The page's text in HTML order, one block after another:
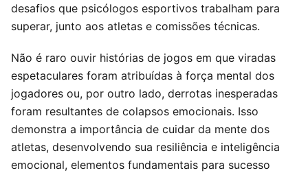
desafios que psicólogos esportivos trabalham para
superar, junto aos atletas e comissões técnicas.
Não é raro ouvir histórias de jogos em que viradas
espetaculares foram atribuídas à força mental dos
jogadores ou, por outro lado, derrotas inesperadas
foram resultantes de colapsos emocionais. Isso
demonstra a importância de cuidar da mente dos
atletas, desenvolvendo sua resiliência e inteligência
emocional, elementos fundamentais para sucesso